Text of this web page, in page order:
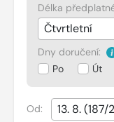
Délka
Dny doručení:
Po
Út
Od: